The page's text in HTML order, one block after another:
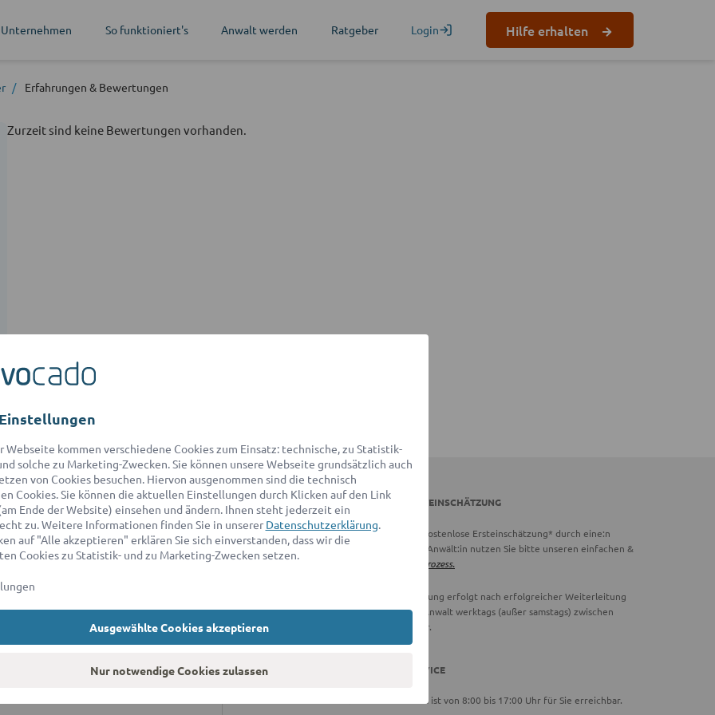
So funktioniert's Anwalt werden Ratgeber Login Hilfe erhalten
Erfahrungen & Bewertungen
Zurzeit sind keine Bewertungen vorhanden.
FÜR
Erbrecht
Markenrecht
ADVOCADO ERSTEINSCHÄTZUNG
Wichtig:
Für eine kostenlose Ersteinschätzung* durch eine:n
advocado Partner-Anwält:in nutzen Sie bitte unseren einfachen &
Online-Prozess.
*Die Ersteinschätzung erfolgt nach erfolgreicher Weiterleitung
an einen Partner-Anwalt werktags (außer samstags) zwischen
9:00 und 18:00 Uhr.
ADVOCADO SERVICE
Unser Serviceteam ist von 8:00 bis 17:00 Uhr für Sie erreichbar.
Webseite kommen verschiedene Cookies zum Einsatz: technische, zu Statistik-
solche zu Marketing-Zwecken. Sie können unsere Webseite grundsätzlich auch
von Cookies besuchen. Hiervon ausgenommen sind die technisch
Cookies. Sie können die aktuellen Einstellungen durch Klicken auf den Link
Ende der Website) einsehen und ändern. Ihnen steht jederzeit ein
zu. Weitere Informationen finden Sie in unserer Datenschutzerklärung.
auf "Alle akzeptieren" erklären Sie sich einverstanden, dass wir die
Cookies zu Statistik- und zu Marketing-Zwecken setzen.
Ausgewählte Cookies akzeptieren
Nur notwendige Cookies zulassen